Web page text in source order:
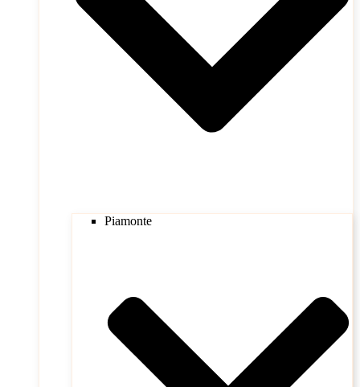
Piamonte